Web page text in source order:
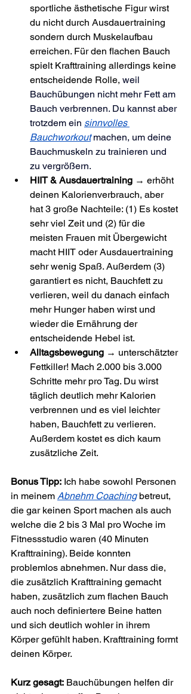
sportliche ästhetische Figur wirst
du nicht durch Ausdauertraining
sondern durch Muskelaufbau
erreichen. Für den flachen Bauch
spielt Krafttraining allerdings keine
entscheidende Rolle, weil
Bauchübungen nicht mehr Fett am
Bauch verbrennen. Du kannst aber
trotzdem ein sinnvolles
Bauchworkout machen, um deine
Bauchmuskeln zu trainieren und
zu vergrößern.
HIIT & Ausdauertraining → erhöht
deinen Kalorienverbrauch, aber
hat 3 große Nachteile: (1) Es kostet
sehr viel Zeit und (2) für die
meisten Frauen mit Übergewicht
macht HIIT oder Ausdauertraining
sehr wenig Spaß. Außerdem (3)
garantiert es nicht, Bauchfett zu
verlieren, weil du danach einfach
mehr Hunger haben wirst und
wieder die Ernährung der
entscheidende Hebel ist.
Alltagsbewegung → unterschätzter
Fettkiller! Mach 2.000 bis 3.000
Schritte mehr pro Tag. Du wirst
täglich deutlich mehr Kalorien
verbrennen und es viel leichter
haben, Bauchfett zu verlieren.
Außerdem kostet es dich kaum
zusätzliche Zeit.
Bonus Tipp: Ich habe sowohl Personen
in meinem Abnehm Coaching betreut,
die gar keinen Sport machen als auch
welche die 2 bis 3 Mal pro Woche im
Fitnessstudio waren (40 Minuten
Krafttraining). Beide konnten
problemlos abnehmen. Nur dass die,
die zusätzlich Krafttraining gemacht
haben, zusätzlich zum flachen Bauch
auch noch definiertere Beine hatten
und sich deutlich wohler in ihrem
Körper gefühlt haben. Krafttraining formt
deinen Körper.
Kurz gesagt: Bauchübungen helfen dir